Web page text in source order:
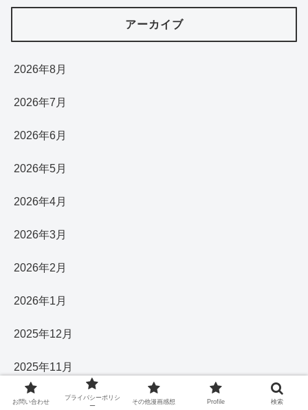
アーカイブ
2026年8月
2026年7月
2026年6月
2026年5月
2026年4月
2026年3月
2026年2月
2026年1月
2025年12月
2025年11月
2025年10月
お問い合わせ
プライバシーポリシ
ー
その他漫画感想 Profile 検索